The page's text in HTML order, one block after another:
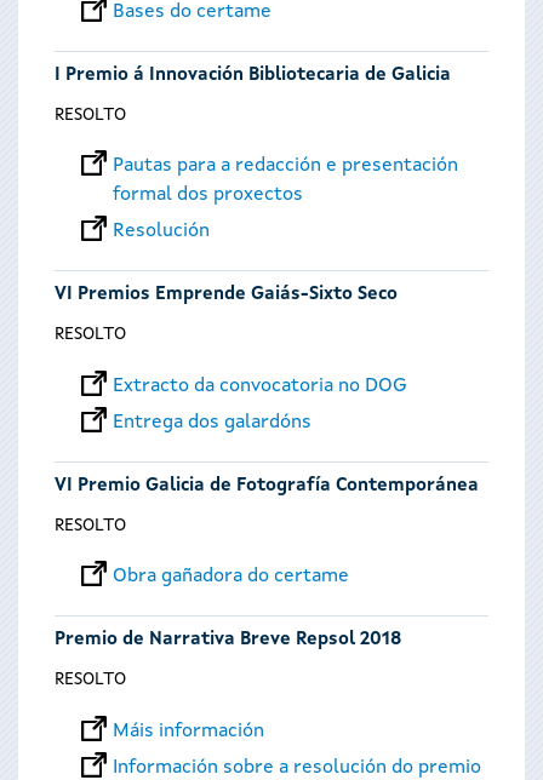
Bases do certame
I Premio á Innovación Bibliotecaria de Galicia
RESOLTO
Pautas para a redacción e presentación
formal dos proxectos
Resolución
VI Premios Emprende Gaiás-Sixto Seco
RESOLTO
Extracto da convocatoria no DOG
Entrega dos galardóns
VI Premio Galicia de Fotografía Contemporánea
RESOLTO
Obra gañadora do certame
Premio de Narrativa Breve Repsol 2018
RESOLTO
Máis información
Información sobre a resolución do premio